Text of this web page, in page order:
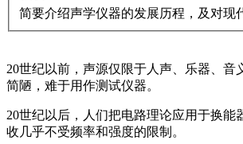
简要介绍声学仪器的发展历程，及对现
20世纪以前，声源仅限于人声、乐器、
简陋，难于用作测试仪器。
20世纪以后，人们把电路理论应用于换
收几乎不受频率和强度的限制。